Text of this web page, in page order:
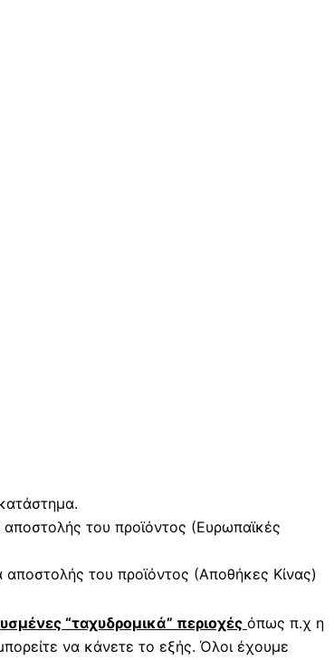
του προϊόντος (Ευρωπαϊκές
του προϊόντος (Αποθήκες Κίνας)
“ταχυδρομικά” περιοχές όπως π.χ η
να κάνετε το εξής. Όλοι έχουμε